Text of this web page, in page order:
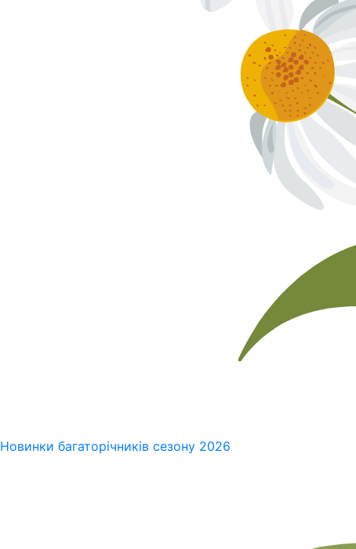
Новинки багаторічників сезону 2026